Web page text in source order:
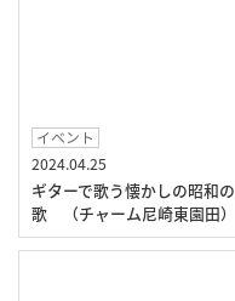
イベント
2024.04.25
ギターで歌う懐かしの昭和の
歌 （チャーム尼崎東園田）